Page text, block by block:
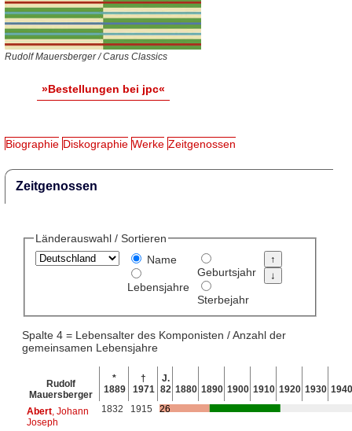
Rudolf Mauersberger / Carus Classics
»Bestellungen bei jpc«
Biographie Diskographie Werke Zeitgenossen
Zeitgenossen
Länderauswahl / Sortieren
Name
Lebensjahre
Geburtsjahr
Sterbejahr
Spalte 4 = Lebensalter des Komponisten / Anzahl der
gemeinsamen Lebensjahre
Rudolf
Mauersberger
*
1889
†
1971
J.
82 1880 1890 1900 1910 1920 1930 1940
Abert, Johann
Joseph
1832 1915 26